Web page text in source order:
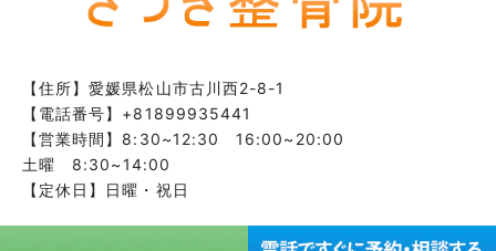
【住所】愛媛県松山市古川西2-8-1
【電話番号】 +81899935441
【営業時間】8:30~12:30 16:00~20:00
土曜 8:30~14:00
【定休日】日曜・祝日